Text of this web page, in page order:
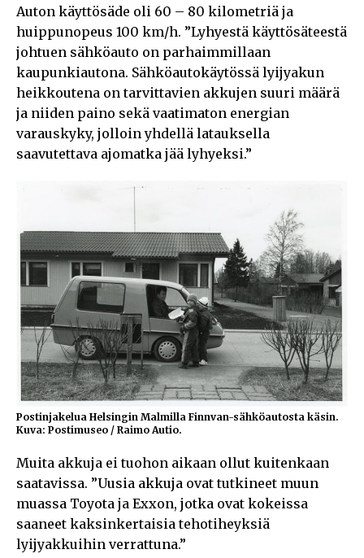
Auton käyttösäde oli 60 – 80 kilometriä ja
huippunopeus 100 km/h. ”Lyhyestä käyttösäteestä
johtuen sähköauto on parhaimmillaan
kaupunkiautona. Sähköautokäytössä lyijyakun
heikkoutena on tarvittavien akkujen suuri määrä
ja niiden paino sekä vaatimaton energian
varauskyky, jolloin yhdellä latauksella
saavutettava ajomatka jää lyhyeksi.”
Postinjakelua Helsingin Malmilla Finnvan-sähköautosta käsin.
Kuva: Postimuseo / Raimo Autio.
Muita akkuja ei tuohon aikaan ollut kuitenkaan
saatavissa. ”Uusia akkuja ovat tutkineet muun
muassa Toyota ja Exxon, jotka ovat kokeissa
saaneet kaksinkertaisia tehotiheyksiä
lyijyakkuihin verrattuna.”